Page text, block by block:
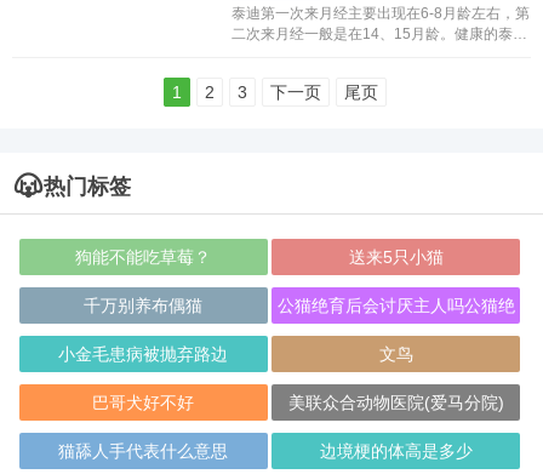
泰迪第一次来月经主要出现在6-8月龄左右，第
二次来月经一般是在14、15月龄。健康的泰迪
次发情...
1 2 3 下一页 尾页
热门标签
狗能不能吃草莓？ 送来5只小猫
千万别养布偶猫
公猫绝育后会讨厌主人吗公猫绝
育会不会恨主
小金毛患病被抛弃路边 文鸟
巴哥犬好不好 美联众合动物医院(爱马分院)
猫舔人手代表什么意思 边境梗的体高是多少